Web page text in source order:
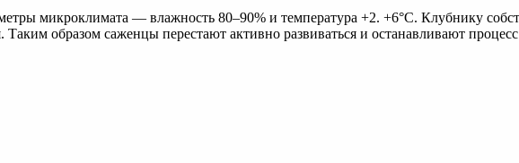
микроклимата — влажность 80–90% и температура +2. +6°С. Клубнику
образом саженцы перестают активно развиваться и останавливают процесс